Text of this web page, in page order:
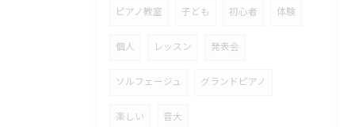
ピアノ教室 子ども 初心者 体験
個人 レッスン 発表会
ソルフェージュ グランドピアノ
楽しい 音大